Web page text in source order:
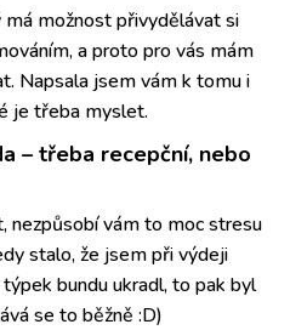
má možnost přivydělávat si
a proto pro vás mám
Napsala jsem vám k tomu i
je třeba myslet.
– třeba recepční, nebo
nezpůsobí vám to moc stresu
stalo, že jsem při výdeji
bundu ukradl, to pak byl
se to běžně :D)